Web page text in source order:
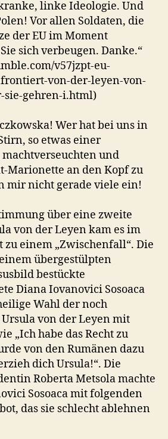
linke Ideologie. Und
Vor allen Soldaten, die
der EU im Moment
sich verbeugen. Danke.“
v57jzpt-eu-
von-der-leyen-von-
sie-gehren-i.html)
Wer hat bei uns in
so etwas einer
und
Marionette an den Kopf zu
mir nicht gerade viele ein!
über eine zweite
von der Leyen kam es im
einem „Zwischenfall“. Die
übergestülpten
bestückte
Diana Iovanovici Sosoaca
Wahl der noch
von der Leyen mit
„Ich habe das Recht zu
von den Rumänen dazu
dich Ursula!“. Die
Roberta Metsola machte
Sosoaca mit folgenden
das sie schlecht ablehnen